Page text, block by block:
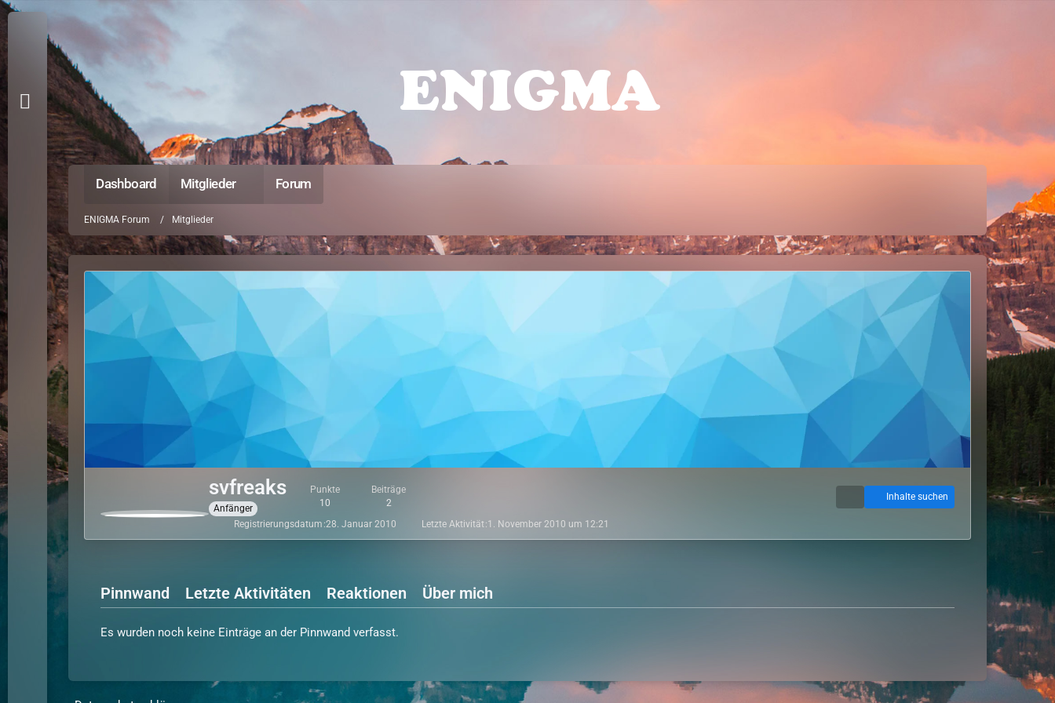
Dashboard Mitglieder Forum
ENIGMA Forum Mitglieder
svfreaks
Anfänger
Punkte
10
Beiträge
2
Inhalte suchen
Registrierungsdatum 28. Januar 2010 Letzte Aktivität 1. November 2010 um 12:21
Pinnwand Letzte Aktivitäten Reaktionen Über mich
Es wurden noch keine Einträge an der Pinnwand verfasst.